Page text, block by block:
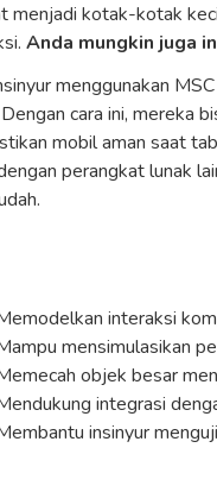
menjadi kotak-kotak
Anda mungkin juga
menggunakan
cara ini, mereka
mobil aman saat
perangkat lunak
interaksi
mensimulasikan
objek besar
integrasi
insinyur